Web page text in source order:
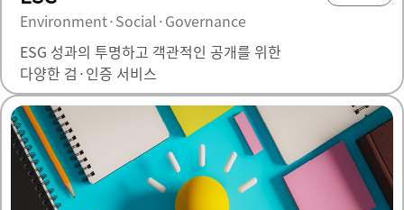
Environment·Social·Governance
ESG 성과의 투명하고 객관적인 공개를 위한
다양한 검·인증 서비스